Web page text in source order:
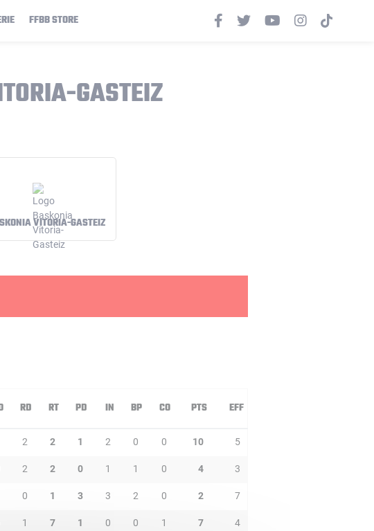
FFBB STORE
GASTEIZ
VITORIA-GASTEIZ
RD RT PD IN BP CO PTS EFF
2 2 1 2 0 0 10 5
2 2 0 1 1 0 4 3
0 1 3 3 2 0 2 7
1 7 1 0 0 1 7 4